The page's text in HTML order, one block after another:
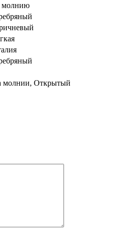
молнию
молнии, Открытый